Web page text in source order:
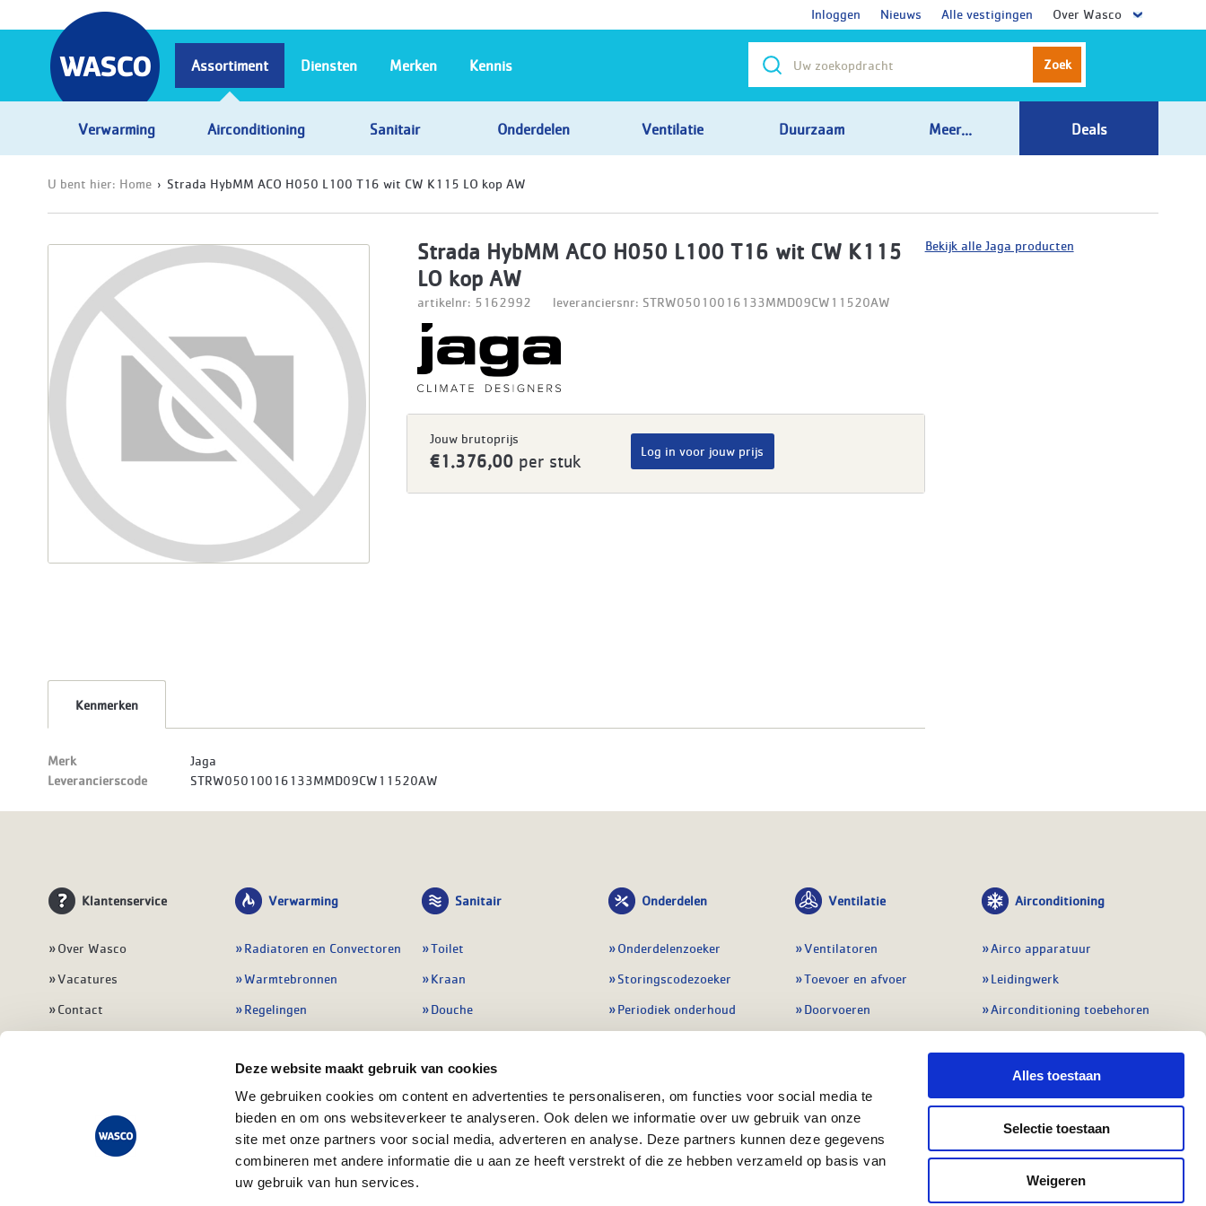
Deze website maakt gebruik van cookies
We gebruiken cookies om content en advertenties te personaliseren, om functies voor social media te
bieden en om ons websiteverkeer te analyseren. Ook delen we informatie over uw gebruik van onze
site met onze partners voor social media, adverteren en analyse. Deze partners kunnen deze gegevens
combineren met andere informatie die u aan ze heeft verstrekt of die ze hebben verzameld op basis van
uw gebruik van hun services.
Alles toestaan
Selectie toestaan
Weigeren
Inloggen Nieuws Alle vestigingen Over Wasco
Zoek
Assortiment
Verwarming Airconditioning Sanitair Onderdelen Ventilatie Duurzaam Meer... Deals
Diensten Merken Kennis
U bent hier: Home Strada HybMM ACO H050 L100 T16 wit CW K115 LO kop AW
Strada HybMM ACO H050 L100 T16 wit CW K115
LO kop AW
artikelnr: 5162992 leveranciersnr: STRW05010016133MMD09CW11520AW
Jouw brutoprijs
€1.376,00 per stuk
Log in voor jouw prijs
Kenmerken
Merk
Jaga
Leverancierscode
STRW05010016133MMD09CW11520AW
Bekijk alle Jaga producten
Klantenservice
Over Wasco
Vacatures
Contact
Veelgestelde vragen
Verwarming
Radiatoren en Convectoren
Warmtebronnen
Regelingen
Leidingwerk
Warmwatertoestellen
Alle verwarming
Sanitair
Toilet
Kraan
Douche
Badmeubel
Afvoeren
Alle sanitair
Onderdelen
Onderdelenzoeker
Storingscodezoeker
Periodiek onderhoud
Preventie & detectie
Alle onderdelen
Ventilatie
Ventilatoren
Toevoer en afvoer
Doorvoeren
Regelingen
Airconditioning
Airco apparatuur
Leidingwerk
Airconditioning toebehoren
Regelapparatuur
Alle koeling